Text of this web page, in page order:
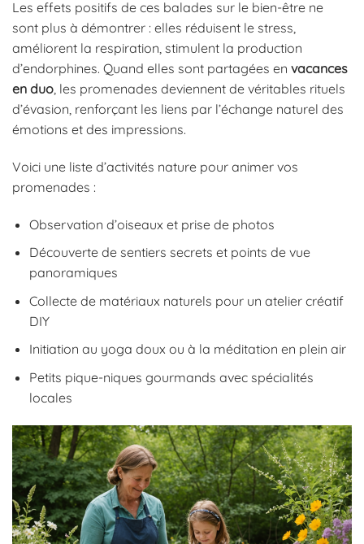
Les effets positifs de ces balades sur le bien-être ne
sont plus à démontrer : elles réduisent le stress,
améliorent la respiration, stimulent la production
d’endorphines. Quand elles sont partagées en vacances
en duo , les promenades deviennent de véritables rituels
d’évasion, renforçant les liens par l’échange naturel des
émotions et des impressions.
Voici une liste d’activités nature pour animer vos
promenades :
Observation d’oiseaux et prise de photos
Découverte de sentiers secrets et points de vue
panoramiques
Collecte de matériaux naturels pour un atelier créatif
DIY
Initiation au yoga doux ou à la méditation en plein air
Petits pique-niques gourmands avec spécialités
locales